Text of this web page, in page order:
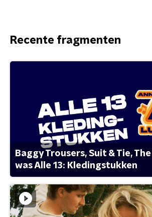
Recente fragmenten
Baggy Trousers, Suit & Tie,
was Alle 13: Kledingstukken